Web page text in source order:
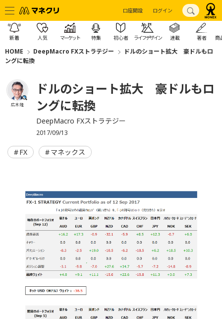
口座開設 ログイン
新着 人気 マーケット 特集 初心者 ライフデザイン 連載 著者 商
HOME DeepMacro FXストラテジー
ドルのショート拡大 豪ドルもロ
ングに転換
広木 隆
ドルのショート拡大 豪ドルもロ
ングに転換
DeepMacro FXストラテジー
2017/09/13
FX マネックス